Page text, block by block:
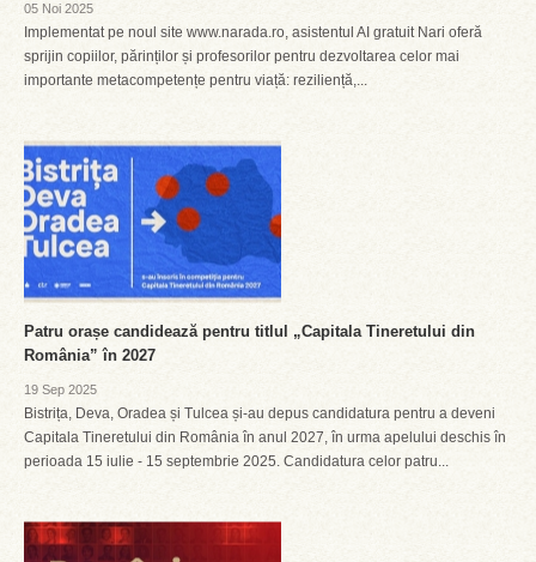
05 Noi 2025
Implementat pe noul site www.narada.ro, asistentul AI gratuit Nari oferă
sprijin copiilor, părinților și profesorilor pentru dezvoltarea celor mai
importante metacompetențe pentru viață: reziliență,...
Patru orașe candidează pentru titlul „Capitala Tineretului din
România” în 2027
19 Sep 2025
Bistrița, Deva, Oradea și Tulcea și-au depus candidatura pentru a deveni
Capitala Tineretului din România în anul 2027, în urma apelului deschis în
perioada 15 iulie - 15 septembrie 2025. Candidatura celor patru...